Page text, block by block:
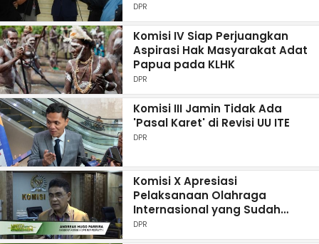
dengan Negara-negara Afrika
DPR
Komisi IV Siap Perjuangkan
Aspirasi Hak Masyarakat Adat
Papua pada KLHK
DPR
Komisi III Jamin Tidak Ada
'Pasal Karet' di Revisi UU ITE
DPR
Komisi X Apresiasi
Pelaksanaan Olahraga
Internasional yang Sudah
Digelar di Indonesia
DPR